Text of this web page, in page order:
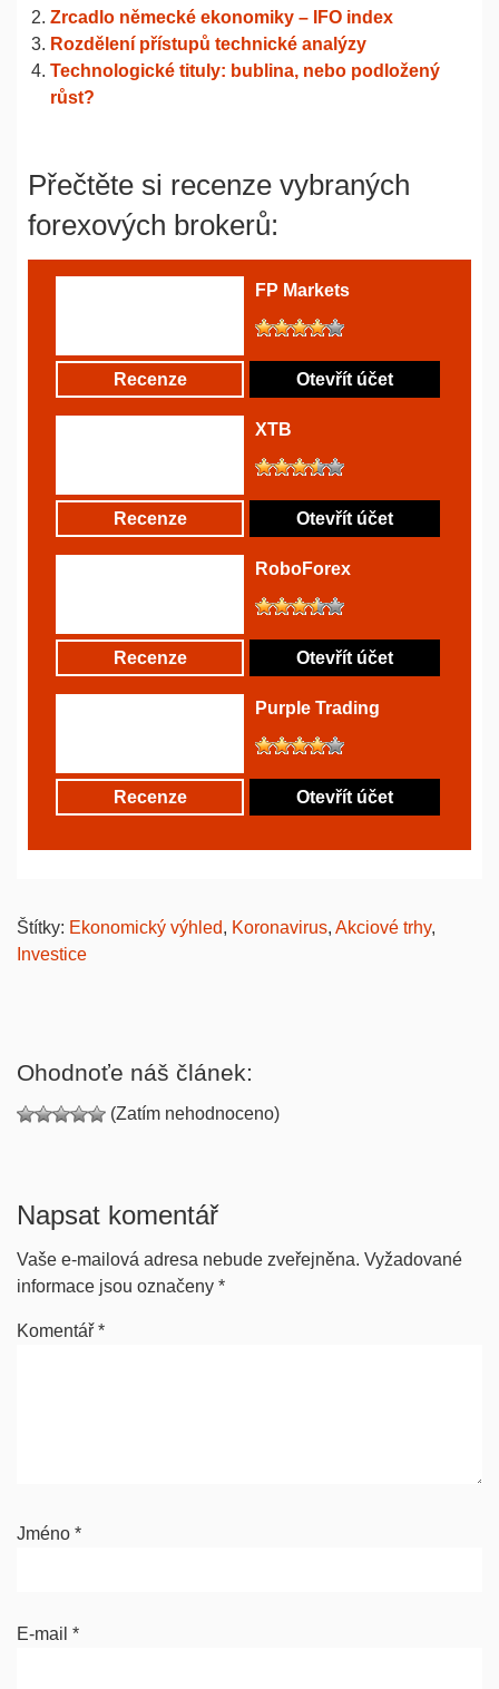
Zrcadlo německé ekonomiky – IFO index
Rozdělení přístupů technické analýzy
Technologické tituly: bublina, nebo podložený
růst?
Přečtěte si recenze vybraných
forexových brokerů:
FP Markets
Recenze Otevřít účet
XTB
Recenze Otevřít účet
RoboForex
Recenze Otevřít účet
Purple Trading
Recenze Otevřít účet
Štítky: Ekonomický výhled, Koronavirus, Akciové trhy,
Investice
Ohodnoťe náš článek:
(Zatím nehodnoceno)
Napsat komentář
Vaše e-mailová adresa nebude zveřejněna. Vyžadované
informace jsou označeny *
Komentář *
Jméno *
E-mail *